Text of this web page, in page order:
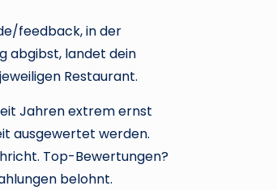
feedback, in der
abgibst, landet dein
Restaurant.
Jahren extrem ernst
ausgewertet werden.
Top-Bewertungen?
belohnt.